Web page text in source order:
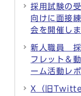
採用試験の
向けに面接
会を開催し
新人職員 採
フレット＆
ーム活動レ
X（旧